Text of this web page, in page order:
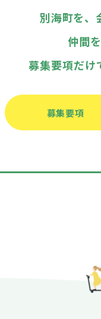
別海町を、
仲間
募集要項だけ
募集要項